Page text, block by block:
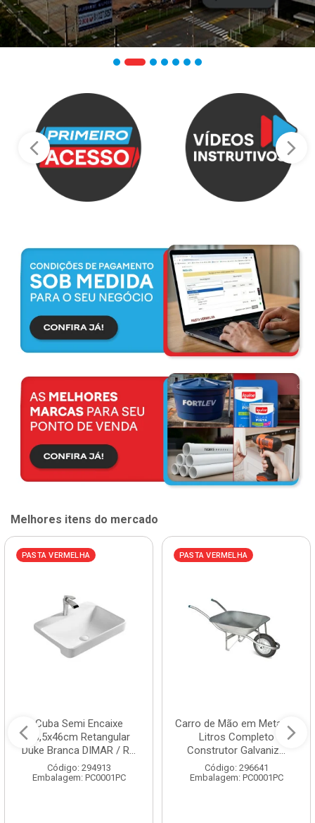
Melhores itens do mercado
PASTA VERMELHA
Cuba Semi Encaixe
58,5x46cm Retangular
Duke Branca DIMAR / R...
Código: 294913
Embalagem: PC0001PC
PASTA VERMELHA
Carro de Mão em Metal 60
Litros Completo
Construtor Galvaniz...
Código: 296641
Embalagem: PC0001PC